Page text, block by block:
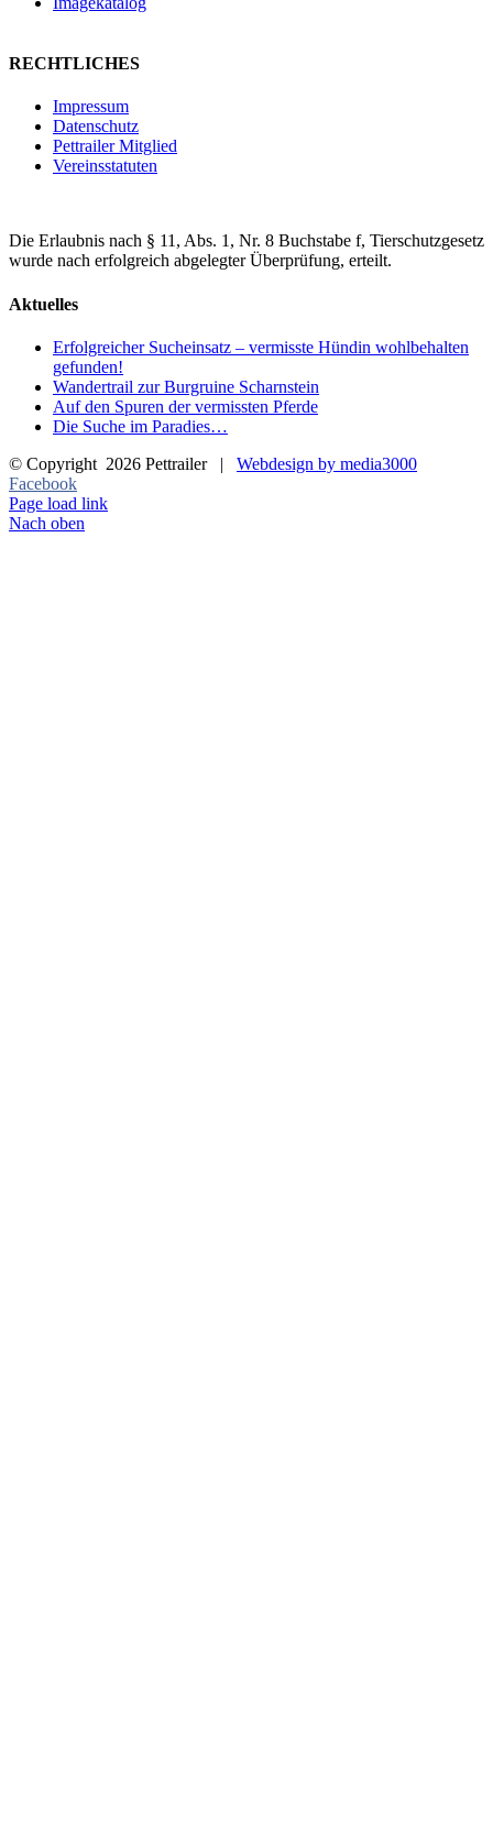
RECHTLICHES
Impressum
Datenschutz
Pettrailer Mitglied
Vereinsstatuten
Die Erlaubnis nach § 11, Abs. 1, Nr. 8 Buchstabe f, Tierschutzgesetz
wurde nach erfolgreich abgelegter Überprüfung, erteilt.
Aktuelles
Erfolgreicher Sucheinsatz – vermisste Hündin wohlbehalten
gefunden!
Wandertrail zur Burgruine Scharnstein
Auf den Spuren der vermissten Pferde
Die Suche im Paradies…
© Copyright 2026 Pettrailer | Webdesign by media3000
Facebook
Page load link
Nach oben